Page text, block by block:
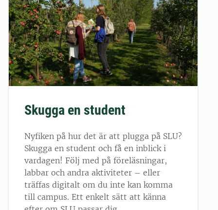
Skugga en student
Nyfiken på hur det är att plugga på SLU?
Skugga en student och få en inblick i
vardagen! Följ med på föreläsningar,
labbar och andra aktiviteter – eller
träffas digitalt om du inte kan komma
till campus. Ett enkelt sätt att känna